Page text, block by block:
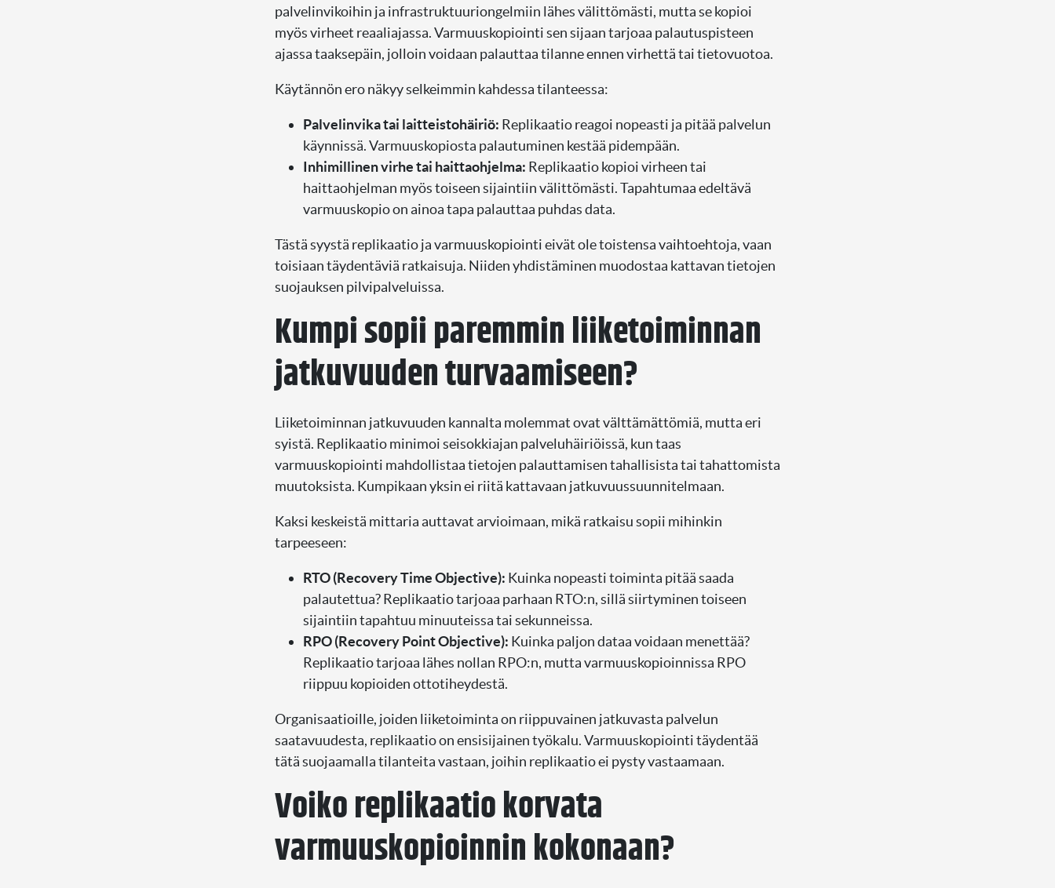
palvelinvikoihin ja infrastruktuuriongelmiin lähes välittömästi, mutta se kopioi
myös virheet reaaliajassa. Varmuuskopiointi sen sijaan tarjoaa palautuspisteen
ajassa taaksepäin, jolloin voidaan palauttaa tilanne ennen virhettä tai tietovuotoa.
Käytännön ero näkyy selkeimmin kahdessa tilanteessa:
Palvelinvika tai laitteistohäiriö: Replikaatio reagoi nopeasti ja pitää palvelun
käynnissä. Varmuuskopiosta palautuminen kestää pidempään.
Inhimillinen virhe tai haittaohjelma: Replikaatio kopioi virheen tai
haittaohjelman myös toiseen sijaintiin välittömästi. Tapahtumaa edeltävä
varmuuskopio on ainoa tapa palauttaa puhdas data.
Tästä syystä replikaatio ja varmuuskopiointi eivät ole toistensa vaihtoehtoja, vaan
toisiaan täydentäviä ratkaisuja. Niiden yhdistäminen muodostaa kattavan tietojen
suojauksen pilvipalveluissa.
Kumpi sopii paremmin liiketoiminnan
jatkuvuuden turvaamiseen?
Liiketoiminnan jatkuvuuden kannalta molemmat ovat välttämättömiä, mutta eri
syistä. Replikaatio minimoi seisokkiajan palveluhäiriöissä, kun taas
varmuuskopiointi mahdollistaa tietojen palauttamisen tahallisista tai tahattomista
muutoksista. Kumpikaan yksin ei riitä kattavaan jatkuvuussuunnitelmaan.
Kaksi keskeistä mittaria auttavat arvioimaan, mikä ratkaisu sopii mihinkin
tarpeeseen:
RTO (Recovery Time Objective): Kuinka nopeasti toiminta pitää saada
palautettua? Replikaatio tarjoaa parhaan RTO:n, sillä siirtyminen toiseen
sijaintiin tapahtuu minuuteissa tai sekunneissa.
RPO (Recovery Point Objective): Kuinka paljon dataa voidaan menettää?
Replikaatio tarjoaa lähes nollan RPO:n, mutta varmuuskopioinnissa RPO
riippuu kopioiden ottotiheydestä.
Organisaatioille, joiden liiketoiminta on riippuvainen jatkuvasta palvelun
saatavuudesta, replikaatio on ensisijainen työkalu. Varmuuskopiointi täydentää
tätä suojaamalla tilanteita vastaan, joihin replikaatio ei pysty vastaamaan.
Voiko replikaatio korvata
varmuuskopioinnin kokonaan?